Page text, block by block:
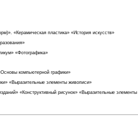
«Керамическая пластика» «История искусств»
«Фотографика»
компьютерной графики»
«Выразительные элементы живописи»
«Конструктивный рисунок» «Выразительные